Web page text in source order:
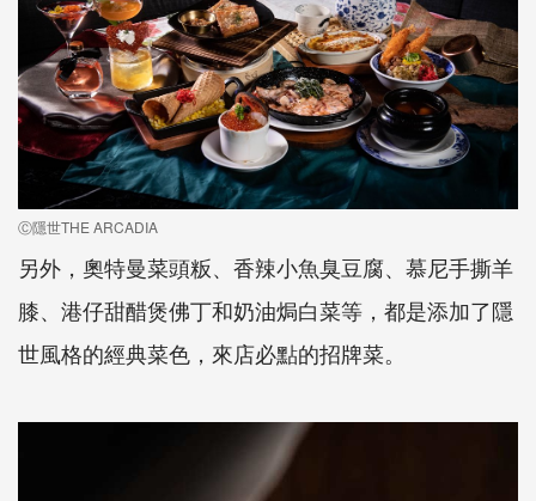
Ⓒ隱世THE ARCADIA
另外，奧特曼菜頭粄、香辣小魚臭豆腐、慕尼手撕羊
膝、港仔甜醋煲佛丁和奶油焗白菜等，都是添加了隱
世風格的經典菜色，來店必點的招牌菜。